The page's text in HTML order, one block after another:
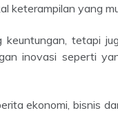
yang
inovasi seperti